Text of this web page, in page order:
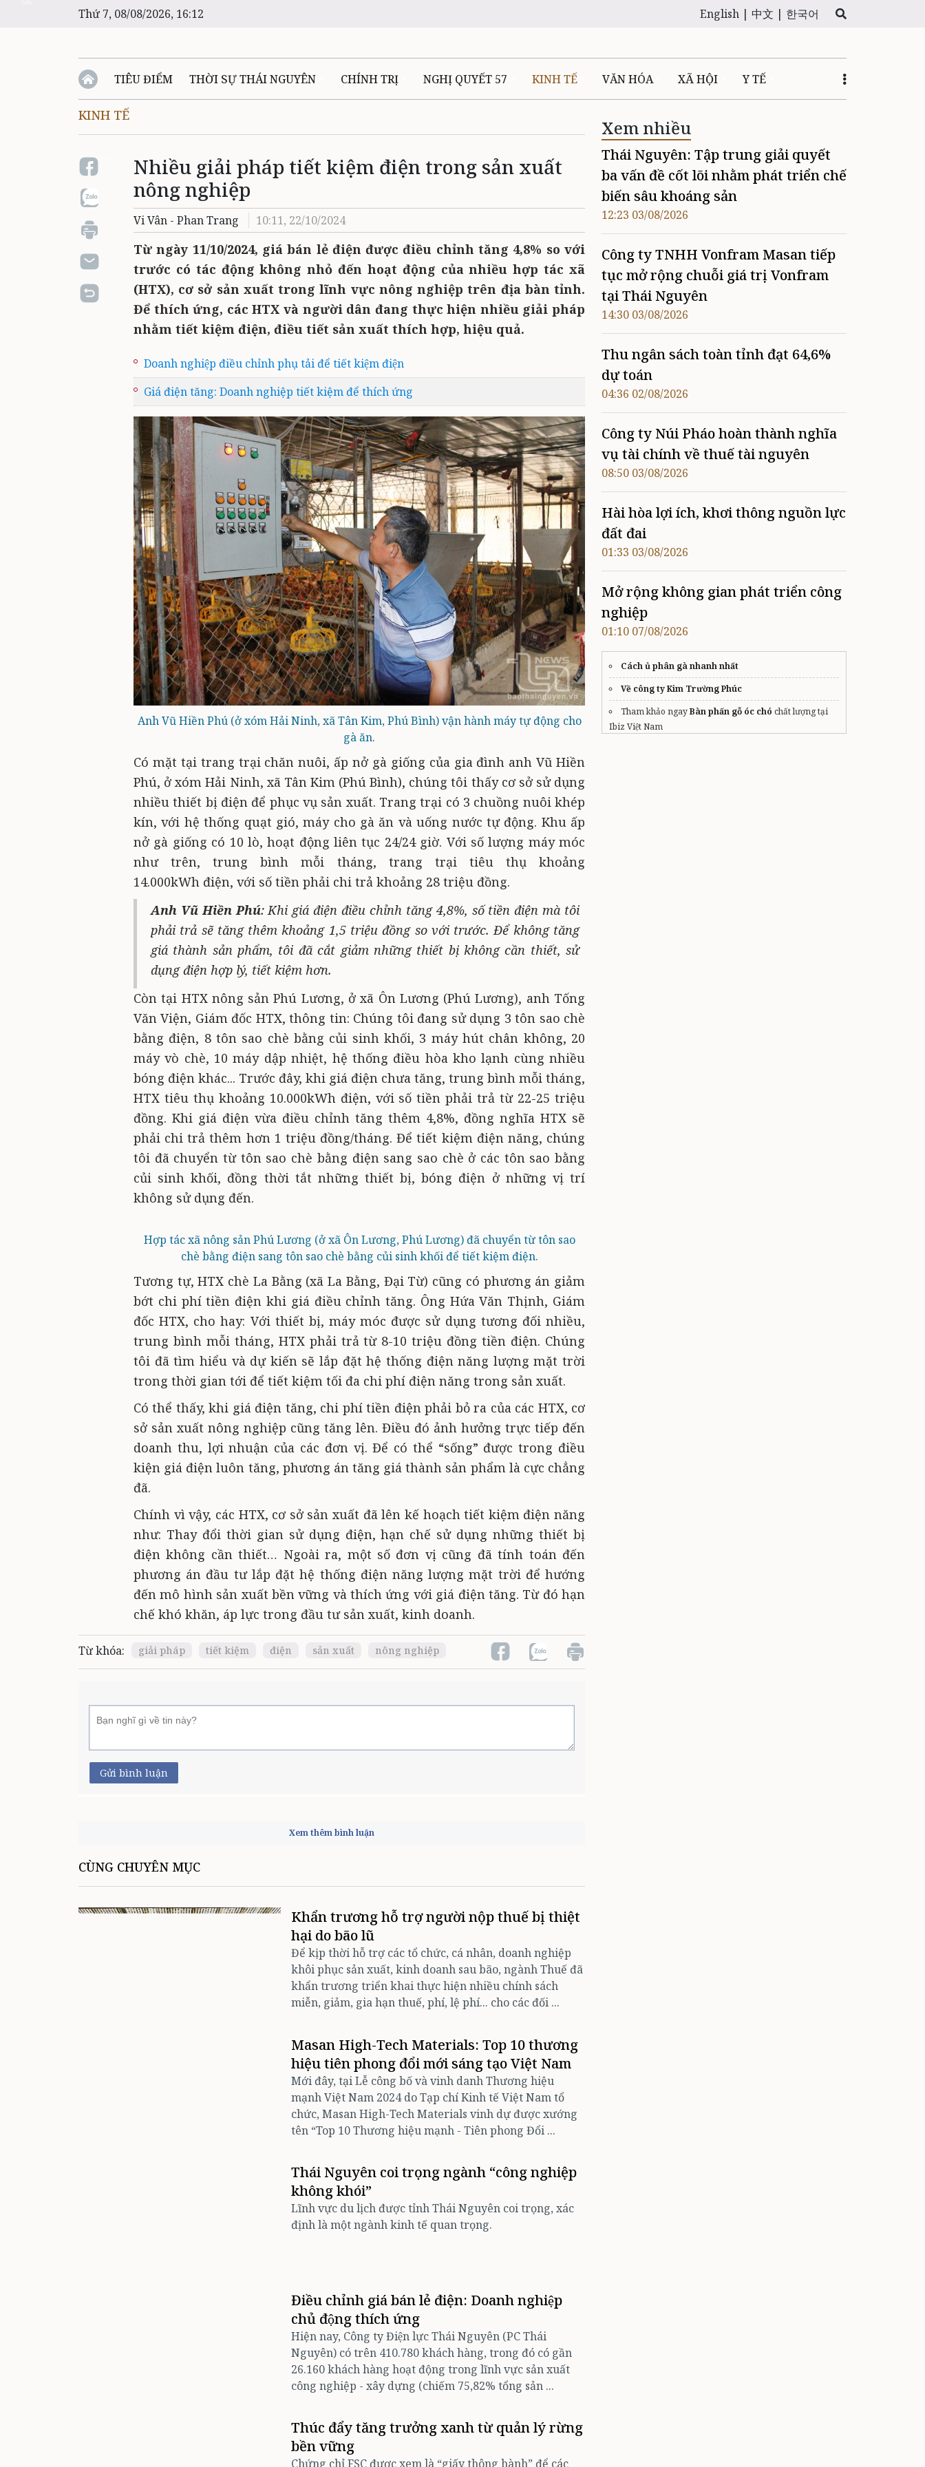
Thứ 7, 08/08/2026, 16:12 English | 中文 | 한국어
TIÊU ĐIỂM THỜI SỰ THÁI NGUYÊN CHÍNH TRỊ NGHỊ QUYẾT 57 KINH TẾ VĂN HÓA XÃ HỘI Y TẾ
KINH TẾ
Nhiều giải pháp tiết kiệm điện trong sản xuất
nông nghiệp
Vi Vân - Phan Trang 10:11, 22/10/2024
Từ ngày 11/10/2024, giá bán lẻ điện được điều chỉnh tăng 4,8% so với
trước có tác động không nhỏ đến hoạt động của nhiều hợp tác xã
(HTX), cơ sở sản xuất trong lĩnh vực nông nghiệp trên địa bàn tỉnh.
Để thích ứng, các HTX và người dân đang thực hiện nhiều giải pháp
nhằm tiết kiệm điện, điều tiết sản xuất thích hợp, hiệu quả.
Doanh nghiệp điều chỉnh phụ tải để tiết kiệm điện
Giá điện tăng: Doanh nghiệp tiết kiệm để thích ứng
Anh Vũ Hiền Phú (ở xóm Hải Ninh, xã Tân Kim, Phú Bình) vận hành máy tự động cho
gà ăn.
Có mặt tại trang trại chăn nuôi, ấp nở gà giống của gia đình anh Vũ Hiền
Phú, ở xóm Hải Ninh, xã Tân Kim (Phú Bình), chúng tôi thấy cơ sở sử dụng
nhiều thiết bị điện để phục vụ sản xuất. Trang trại có 3 chuồng nuôi khép
kín, với hệ thống quạt gió, máy cho gà ăn và uống nước tự động. Khu ấp
nở gà giống có 10 lò, hoạt động liên tục 24/24 giờ. Với số lượng máy móc
như trên, trung bình mỗi tháng, trang trại tiêu thụ khoảng
14.000kWh điện, với số tiền phải chi trả khoảng 28 triệu đồng.
Anh Vũ Hiền Phú: Khi giá điện điều chỉnh tăng 4,8%, số tiền điện mà tôi
phải trả sẽ tăng thêm khoảng 1,5 triệu đồng so với trước. Để không tăng
giá thành sản phẩm, tôi đã cắt giảm những thiết bị không cần thiết, sử
dụng điện hợp lý, tiết kiệm hơn.
Còn tại HTX nông sản Phú Lương, ở xã Ôn Lương (Phú Lương), anh Tống
Văn Viện, Giám đốc HTX, thông tin: Chúng tôi đang sử dụng 3 tôn sao chè
bằng điện, 8 tôn sao chè bằng củi sinh khối, 3 máy hút chân không, 20
máy vò chè, 10 máy dập nhiệt, hệ thống điều hòa kho lạnh cùng nhiều
bóng điện khác... Trước đây, khi giá điện chưa tăng, trung bình mỗi tháng,
HTX tiêu thụ khoảng 10.000kWh điện, với số tiền phải trả từ 22-25 triệu
đồng. Khi giá điện vừa điều chỉnh tăng thêm 4,8%, đồng nghĩa HTX sẽ
phải chi trả thêm hơn 1 triệu đồng/tháng. Để tiết kiệm điện năng, chúng
tôi đã chuyển từ tôn sao chè bằng điện sang sao chè ở các tôn sao bằng
củi sinh khối, đồng thời tắt những thiết bị, bóng điện ở những vị trí
không sử dụng đến.
Hợp tác xã nông sản Phú Lương (ở xã Ôn Lương, Phú Lương) đã chuyển từ tôn sao
chè bằng điện sang tôn sao chè bằng củi sinh khối để tiết kiệm điện.
Tương tự, HTX chè La Bằng (xã La Bằng, Đại Từ) cũng có phương án giảm
bớt chi phí tiền điện khi giá điều chỉnh tăng. Ông Hứa Văn Thịnh, Giám
đốc HTX, cho hay: Với thiết bị, máy móc được sử dụng tương đối nhiều,
trung bình mỗi tháng, HTX phải trả từ 8-10 triệu đồng tiền điện. Chúng
tôi đã tìm hiểu và dự kiến sẽ lắp đặt hệ thống điện năng lượng mặt trời
trong thời gian tới để tiết kiệm tối đa chi phí điện năng trong sản xuất.
Có thể thấy, khi giá điện tăng, chi phí tiền điện phải bỏ ra của các HTX, cơ
sở sản xuất nông nghiệp cũng tăng lên. Điều đó ảnh hưởng trực tiếp đến
doanh thu, lợi nhuận của các đơn vị. Để có thể “sống” được trong điều
kiện giá điện luôn tăng, phương án tăng giá thành sản phẩm là cực chẳng
đã.
Chính vì vậy, các HTX, cơ sở sản xuất đã lên kế hoạch tiết kiệm điện năng
như: Thay đổi thời gian sử dụng điện, hạn chế sử dụng những thiết bị
điện không cần thiết… Ngoài ra, một số đơn vị cũng đã tính toán đến
phương án đầu tư lắp đặt hệ thống điện năng lượng mặt trời để hướng
đến mô hình sản xuất bền vững và thích ứng với giá điện tăng. Từ đó hạn
chế khó khăn, áp lực trong đầu tư sản xuất, kinh doanh.
Từ khóa: giải pháp tiết kiệm điện sản xuất nông nghiệp
Gửi bình luận
Xem thêm bình luận
CÙNG CHUYÊN MỤC
Khẩn trương hỗ trợ người nộp thuế bị thiệt
hại do bão lũ
Để kịp thời hỗ trợ các tổ chức, cá nhân, doanh nghiệp
khôi phục sản xuất, kinh doanh sau bão, ngành Thuế đã
khẩn trương triển khai thực hiện nhiều chính sách
miễn, giảm, gia hạn thuế, phí, lệ phí... cho các đối ...
Masan High-Tech Materials: Top 10 thương
hiệu tiên phong đổi mới sáng tạo Việt Nam
Mới đây, tại Lễ công bố và vinh danh Thương hiệu
mạnh Việt Nam 2024 do Tạp chí Kinh tế Việt Nam tổ
chức, Masan High-Tech Materials vinh dự được xướng
tên “Top 10 Thương hiệu mạnh - Tiên phong Đổi ...
Thái Nguyên coi trọng ngành “công nghiệp
không khói”
Lĩnh vực du lịch được tỉnh Thái Nguyên coi trọng, xác
định là một ngành kinh tế quan trọng.
Điều chỉnh giá bán lẻ điện: Doanh nghiệp
chủ động thích ứng
Hiện nay, Công ty Điện lực Thái Nguyên (PC Thái
Nguyên) có trên 410.780 khách hàng, trong đó có gần
26.160 khách hàng hoạt động trong lĩnh vực sản xuất
công nghiệp - xây dựng (chiếm 75,82% tổng sản ...
Thúc đẩy tăng trưởng xanh từ quản lý rừng
bền vững
Chứng chỉ FSC được xem là “giấy thông hành” để các
Xem nhiều
Thái Nguyên: Tập trung giải quyết
ba vấn đề cốt lõi nhằm phát triển chế
biến sâu khoáng sản
12:23 03/08/2026
Công ty TNHH Vonfram Masan tiếp
tục mở rộng chuỗi giá trị Vonfram
tại Thái Nguyên
14:30 03/08/2026
Thu ngân sách toàn tỉnh đạt 64,6%
dự toán
04:36 02/08/2026
Công ty Núi Pháo hoàn thành nghĩa
vụ tài chính về thuế tài nguyên
08:50 03/08/2026
Hài hòa lợi ích, khơi thông nguồn lực
đất đai
01:33 03/08/2026
Mở rộng không gian phát triển công
nghiệp
01:10 07/08/2026
Cách ủ phân gà nhanh nhất
Về công ty Kim Trường Phúc
Tham khảo ngayBàn phấn gỗ óc chó chất lượng tại
Ibiz Việt Nam